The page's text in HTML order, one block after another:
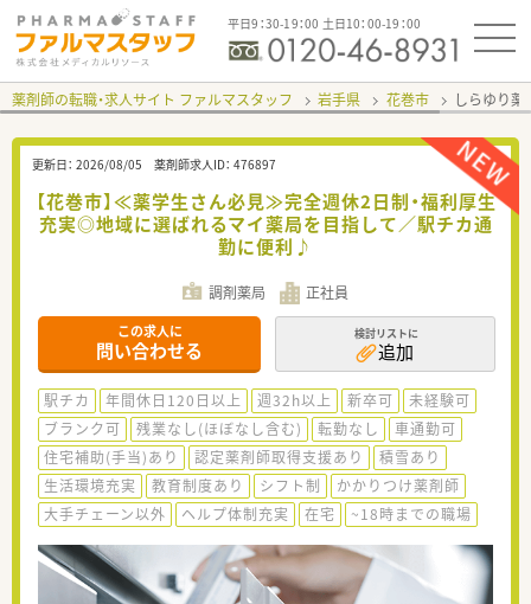
平日9：30-19：00 土日10：00-19：00
薬剤師の転職・求人サイト ファルマスタッフ 岩手県 花巻市 しらゆり
更新日： 2026/08/05 薬剤師求人ID： 476897
【花巻市】≪薬学生さん必見≫完全週休2日制・福利厚生
充実◎地域に選ばれるマイ薬局を目指して／駅チカ通
勤に便利♪
調剤薬局 正社員
この求人に
問い合わせる
検討リストに
追加
駅チカ 年間休日120日以上 週32h以上 新卒可
未経験可
ブランク可
残業なし(ほぼなし含む) 転勤なし
車通勤可
住宅補助(手当)あり
認定薬剤師取得支援あり
積雪あり
生活環境充実
教育制度あり シフト制
かかりつけ薬剤師
大手チェーン以外
ヘルプ体制充実 在宅 ~18時までの職場